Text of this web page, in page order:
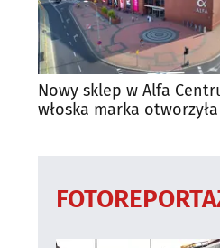
Nowy sklep w Alfa
włoska marka